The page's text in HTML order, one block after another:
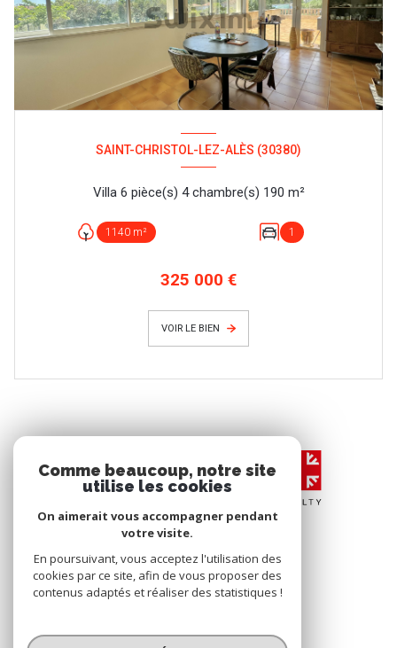
SAINT-CHRISTOL-LEZ-ALÈS (30380)
Villa 6 pièce(s) 4 chambre(s) 190 m²
1140 m² 1
325 000 €
VOIR LE BIEN
© 2026 | Tous droits réservés
Comme beaucoup, notre site
utilise les cookies
On aimerait vous accompagner pendant
votre visite.
En poursuivant, vous acceptez l'utilisation des
cookies par ce site, afin de vous proposer des
contenus adaptés et réaliser des statistiques !